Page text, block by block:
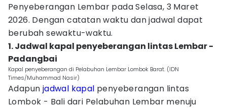
Penyeberangan Lembar pada Selasa, 3 Maret
2026. Dengan catatan waktu dan jadwal dapat
berubah sewaktu-waktu.
1. Jadwal kapal penyeberangan lintas Lembar -
Padangbai
Kapal penyeberangan di Pelabuhan Lembar Lombok Barat. (IDN
Times/Muhammad Nasir)
Adapun jadwal kapal penyeberangan lintas
Lombok - Bali dari Pelabuhan Lembar menuju